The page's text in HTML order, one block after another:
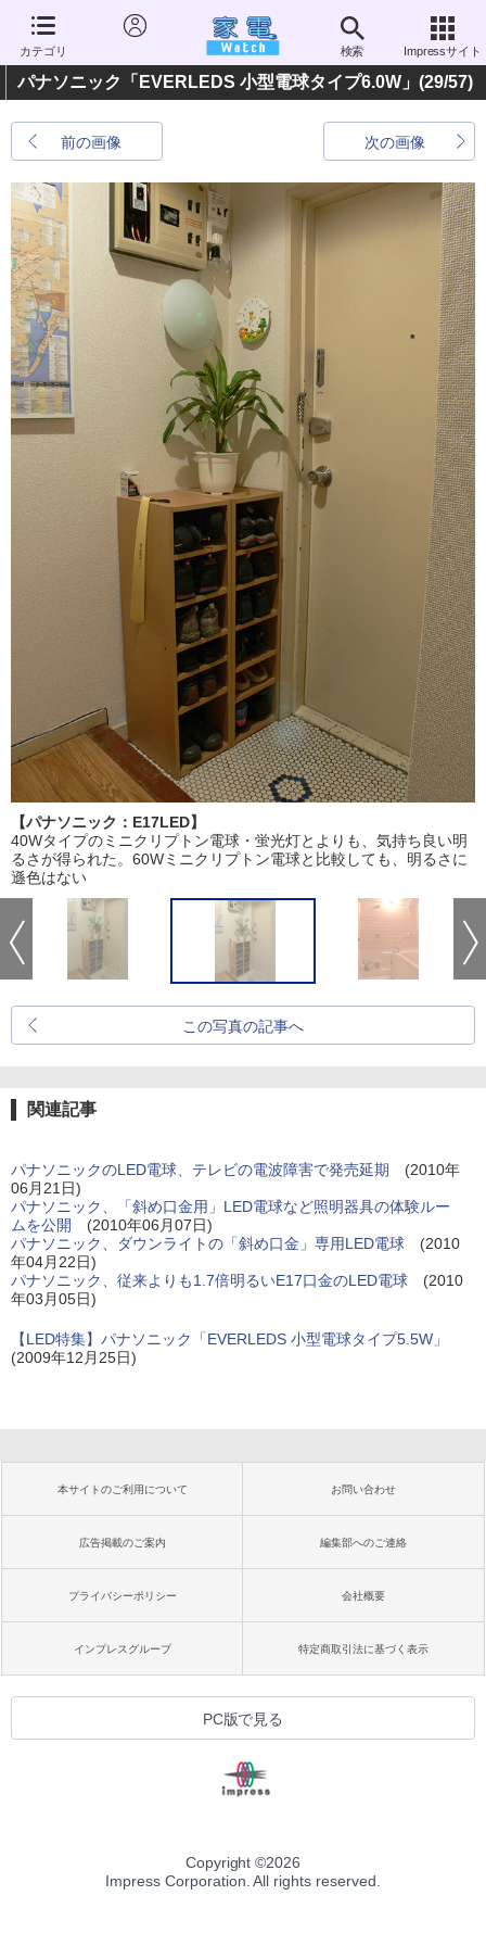
カテゴリ 検索 Impressサイト
パナソニック「EVERLEDS 小型電球タイプ6.0W」 (29/57)
前の画像 次の画像
【パナソニック：E17LED】
40Wタイプのミニクリプトン電球・蛍光灯とよりも、気持ち良い明
るさが得られた。60Wミニクリプトン電球と比較しても、明るさに
遜色はない
この写真の記事へ
関連記事
パナソニックのLED電球、テレビの電波障害で発売延期 (2010年
06月21日)
パナソニック、「斜め口金用」LED電球など照明器具の体験ルー
ムを公開
(2010年06月07日)
パナソニック、ダウンライトの「斜め口金」専用LED電球(2010
年04月22日)
パナソニック、従来よりも1.7倍明るいE17口金のLED電球(2010
年03月05日)
【LED特集】パナソニック「EVERLEDS 小型電球タイプ5.5W」
(2009年12月25日)
本サイトのご利用について お問い合わせ
広告掲載のご案内 編集部へのご連絡
プライバシーポリシー 会社概要
インプレスグループ 特定商取引法に基づく表示
PC版で見る
Copyright ©2026
Impress Corporation. All rights reserved.